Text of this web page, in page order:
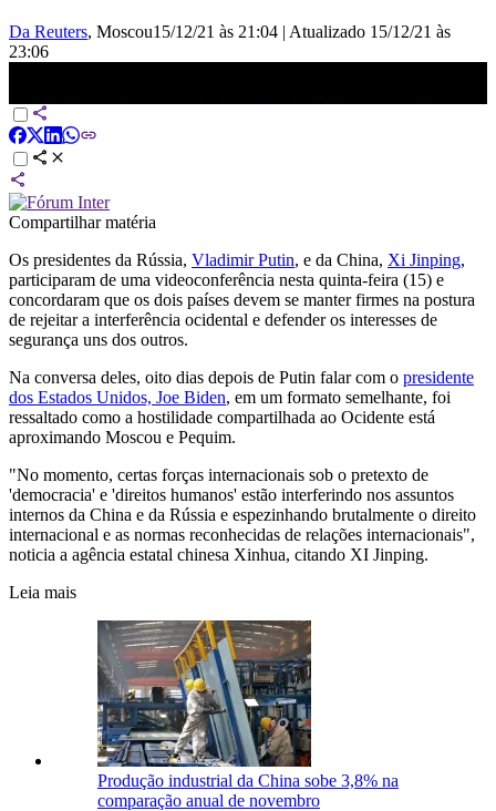
Da Reuters, Moscou15/12/21 às 21:04 | Atualizado 15/12/21 às
23:06
Compartilhar matéria
Os presidentes da Rússia, Vladimir Putin, e da China, Xi Jinping,
participaram de uma videoconferência nesta quinta-feira (15) e
concordaram que os dois países devem se manter firmes na postura
de rejeitar a interferência ocidental e defender os interesses de
segurança uns dos outros.
Na conversa deles, oito dias depois de Putin falar com o presidente
dos Estados Unidos, Joe Biden, em um formato semelhante, foi
ressaltado como a hostilidade compartilhada ao Ocidente está
aproximando Moscou e Pequim.
"No momento, certas forças internacionais sob o pretexto de
'democracia' e 'direitos humanos' estão interferindo nos assuntos
internos da China e da Rússia e espezinhando brutalmente o direito
internacional e as normas reconhecidas de relações internacionais",
noticia a agência estatal chinesa Xinhua, citando XI Jinping.
Leia mais
Produção industrial da China sobe 3,8% na
comparação anual de novembro